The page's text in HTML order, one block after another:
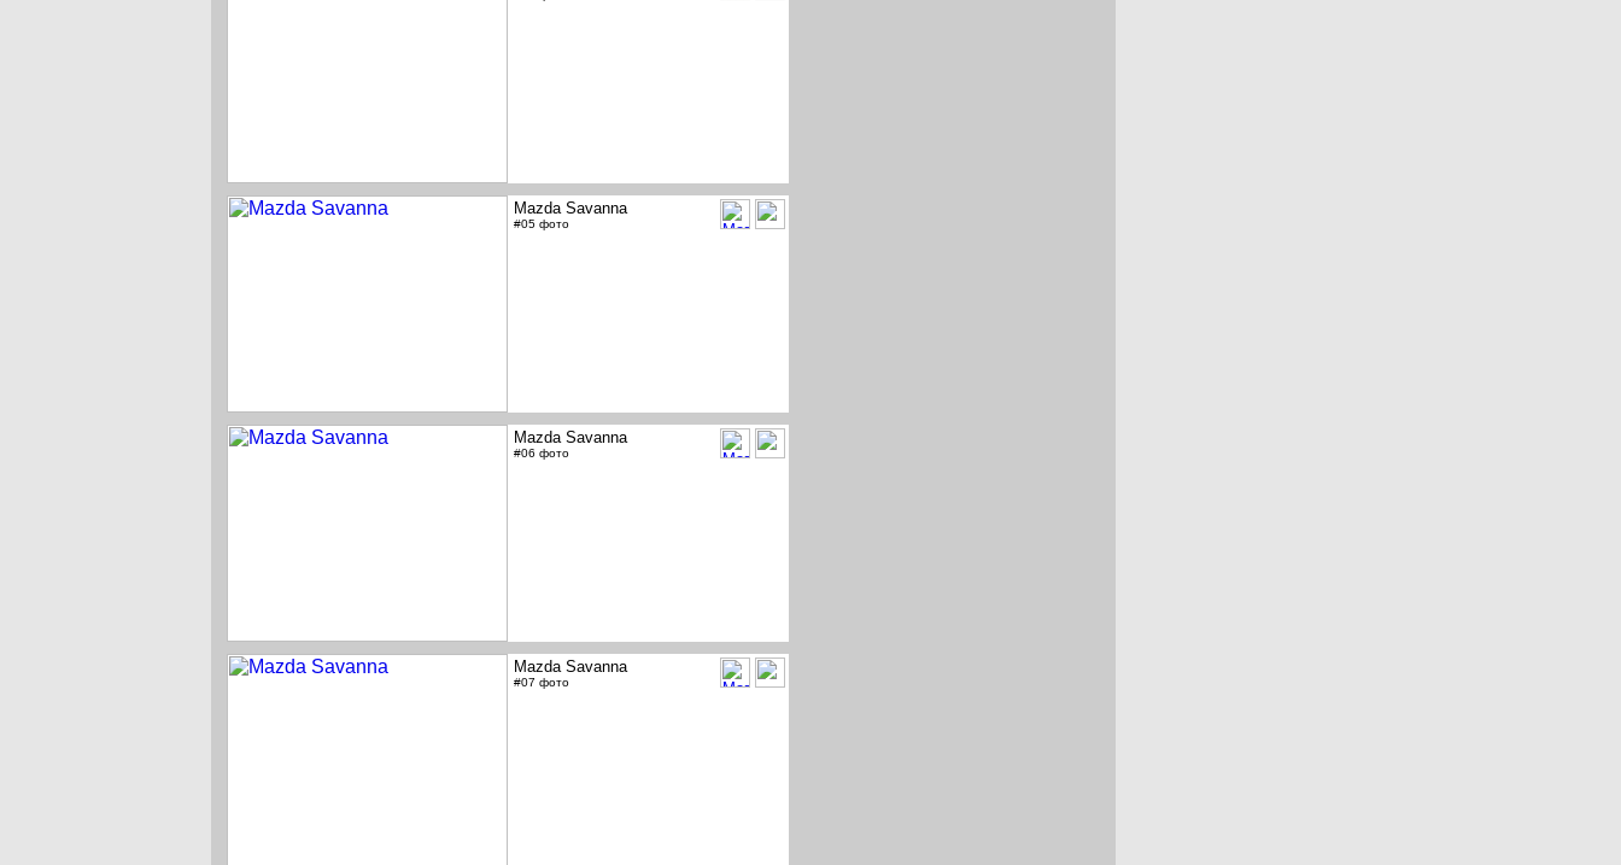
Mazda Savanna
#05 фото
Mazda Savanna
#06 фото
Mazda Savanna
#07 фото